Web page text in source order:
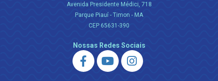
Avenida Presidente Médici, 718
Parque Piauí - Timon - MA
CEP 65631-390
Nossas Redes Sociais